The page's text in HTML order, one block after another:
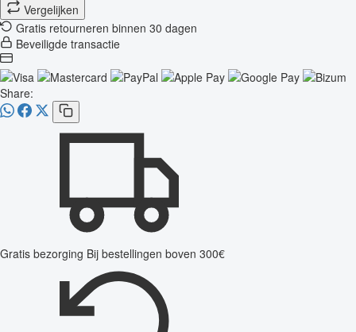
Vergelijken
Gratis retourneren binnen 30 dagen
Beveiligde transactie
Share:
Gratis bezorging Bij bestellingen boven 300€